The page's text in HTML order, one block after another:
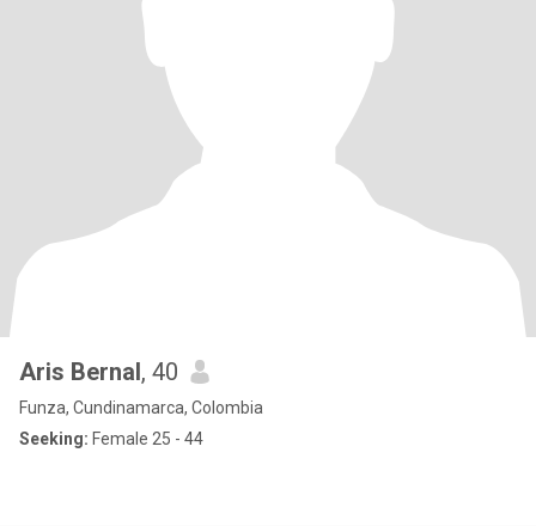
Aris Bernal, 40
Funza, Cundinamarca, Colombia
Seeking: Female 25 - 44